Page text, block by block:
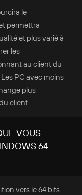
le
permettra
et plus varié à
les
au client du
PC avec moins
plus
client.
VOUS
64
vers le 64 bits